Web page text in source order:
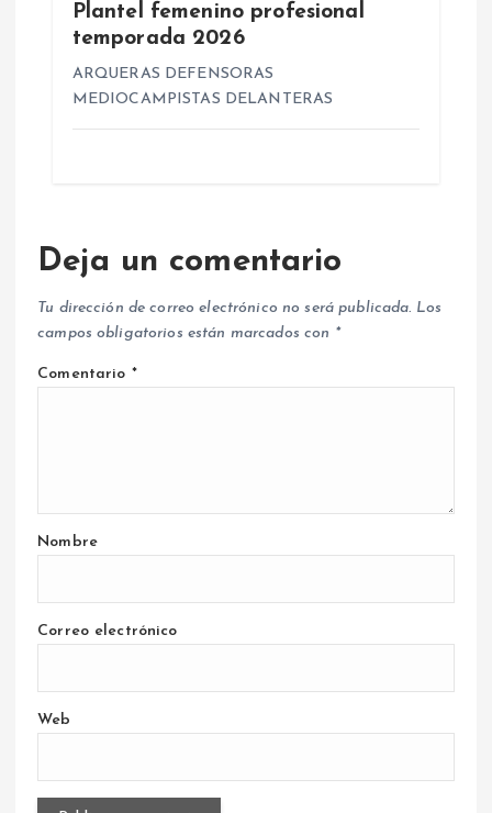
Plantel femenino profesional
temporada 2026
ARQUERAS DEFENSORAS
MEDIOCAMPISTAS DELANTERAS
Deja un comentario
Tu dirección de correo electrónico no será publicada. Los
campos obligatorios están marcados con *
Comentario *
Nombre
Correo electrónico
Web